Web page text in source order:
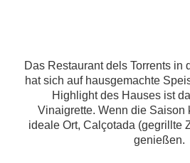
Das Restaurant dels Torrents in
hat sich auf hausgemachte
Highlight des Hauses ist
Vinaigrette. Wenn die Saison
ideale Ort, Calçotada (gegrillte
genießen.